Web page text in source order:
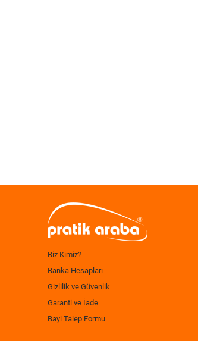
Biz Kimiz?
Banka Hesapları
Gizlilik ve Güvenlik
Garanti ve İade
Bayi Talep Formu